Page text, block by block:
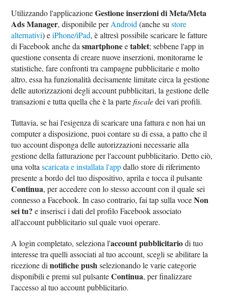
Utilizzando l'applicazioneGestione inserzioni di Meta/Meta
Ads Manager, disponibile perAndroid(anche sustore
alternativi) eiPhone/iPad, è altresì possibile scaricare le fatture
di Facebook anche dasmartphoneetablet; sebbene l'app in
questione consenta di creare nuove inserzioni, monitorarne le
statistiche, fare confronti tra campagne pubblicitarie e molto
altro, essa ha funzionalità decisamente limitate circa la gestione
delle autorizzazioni degli account pubblicitari, la gestione delle
transazioni e tutta quella che è la partefiscaledei vari profili.
Tuttavia, se hai l'esigenza di scaricare una fattura e non hai un
computer a disposizione, puoi contare su di essa, a patto che il
tuo account disponga delle autorizzazioni necessarie alla
gestione della fatturazione per l'account pubblicitario. Detto ciò,
una voltascaricata e installata l'appdallo store di riferimento
presente a bordo del tuo dispositivo, aprila e tocca il pulsante
Continua, per accedere con lo stesso account con il quale sei
connesso a Facebook. In caso contrario, fai tap sulla voceNon
sei tu? e inserisci i dati del profilo Facebook associato
all'account pubblicitario sul quale vuoi operare.
A login completato, seleziona l'account pubblicitariodi tuo
interesse tra quelli associati al tuo account, scegli se abilitare la
ricezione dinotifiche pushselezionando le varie categorie
disponibili e premi sul pulsanteContinua, per finalizzare
l'accesso al tuo account pubblicitario.